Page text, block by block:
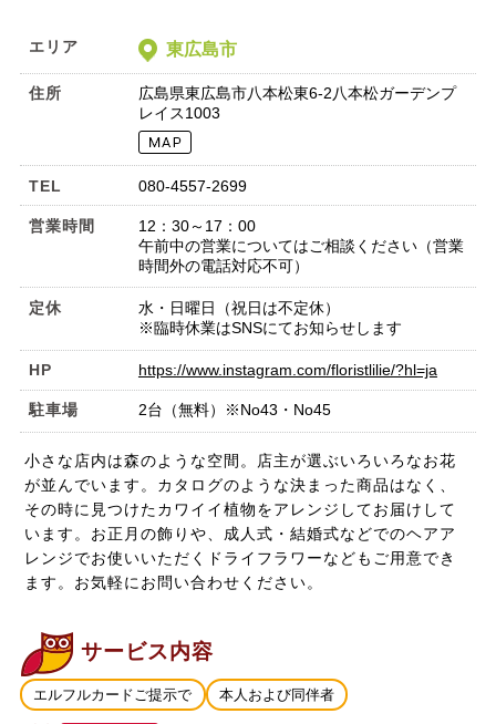
エリア 東広島市
住所
広島県東広島市八本松東6-2八本松ガーデンプ
レイス1003
TEL 080-4557-2699
営業時間
12：30～17：00
午前中の営業についてはご相談ください（営業
時間外の電話対応不可）
定休
水・日曜日（祝日は不定休）
※臨時休業はSNSにてお知らせします
HP https://www.instagram.com/floristlilie/?hl=ja
駐車場 2台（無料）※No43・No45
小さな店内は森のような空間。店主が選ぶいろいろなお花
が並んでいます。カタログのような決まった商品はなく、
その時に見つけたカワイイ植物をアレンジしてお届けして
います。お正月の飾りや、成人式・結婚式などでのヘアア
レンジでお使いいただくドライフラワーなどもご用意でき
ます。お気軽にお問い合わせください。
サービス内容
エルフルカードご提示で 本人および同伴者